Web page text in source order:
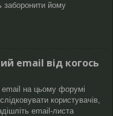
заборонити йому
email від когось
на цьому форумі
користувачів,
email-листа